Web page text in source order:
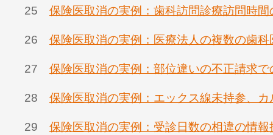
25 保険医取消の実例：歯科訪問診療訪問時間
26 保険医取消の実例：医療法人の複数の歯
27 保険医取消の実例：部位違いの不正請求で
28 保険医取消の実例：エックス線未持参、カ
29 保険医取消の実例：受診日数の相違の情報